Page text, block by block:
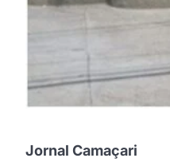
Jornal Camaçari